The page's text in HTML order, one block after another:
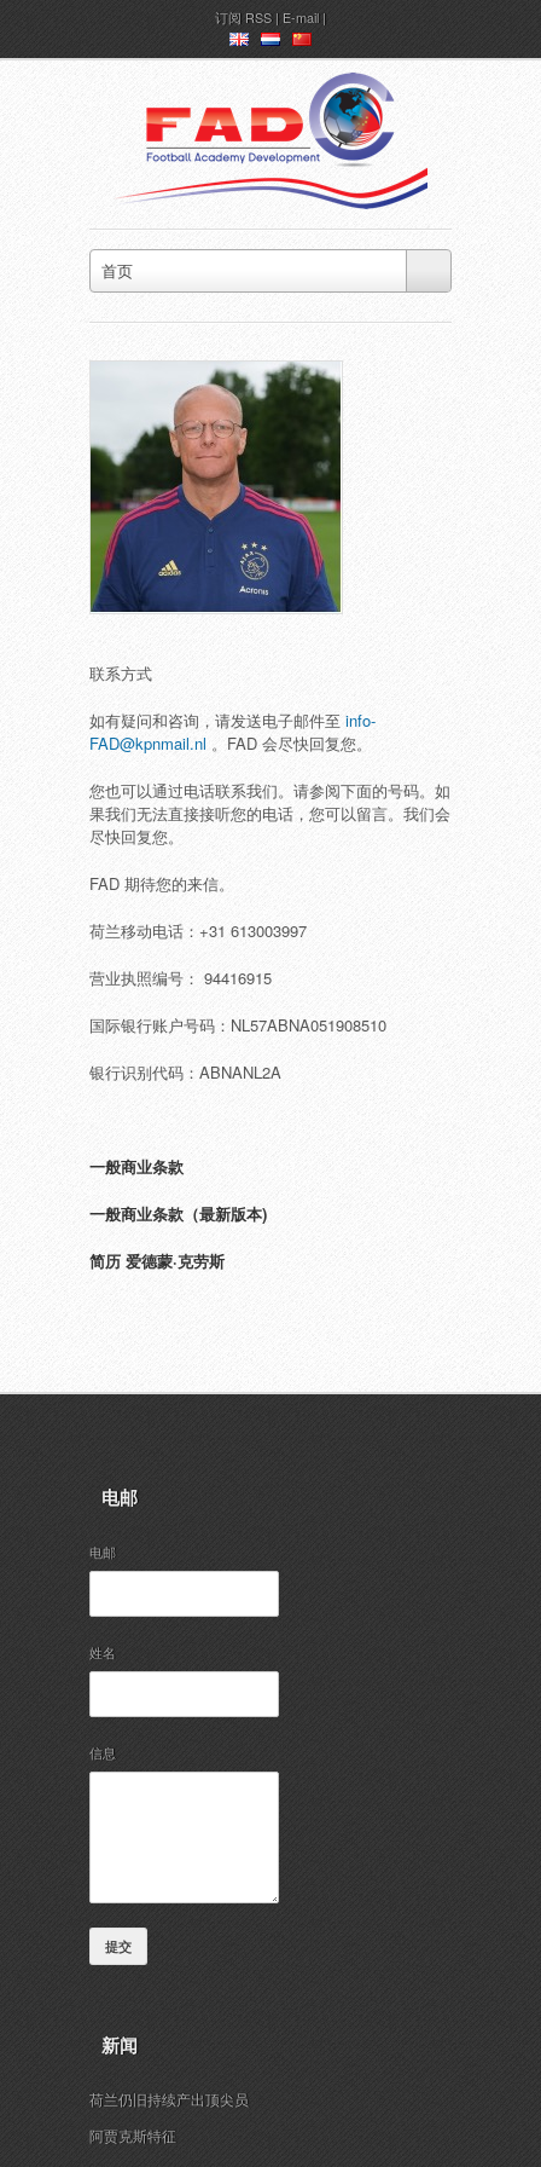
订阅 RSS| E-mail
en
首页
联系方式
如有疑问和咨询，请发送电子邮件至 info-
FAD@kpnmail.nl 。FAD 会尽快回复您。
您也可以通过电话联系我们。请参阅下面的号码。如
果我们无法直接接听您的电话，您可以留言。我们会
尽快回复您。
FAD 期待您的来信。
荷兰移动电话：+31 613003997
营业执照编号： 94416915
国际银行账户号码：NL57ABNA051908510
银行识别代码：ABNANL2A
一般商业条款
一般商业条款（最新版本)
简历 爱德蒙·克劳斯
电邮
电邮
姓名
信息
提交
新闻
荷兰仍旧持续产出顶尖员
阿贾克斯特征